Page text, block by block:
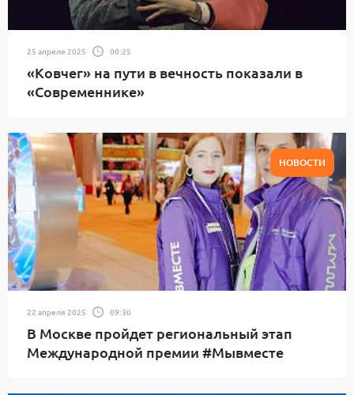
25 апреля 2025 00:25
«Ковчег» на пути в вечность показали в
«Современнике»
НОВОСТИ
22 апреля 2025 09:30
В Москве пройдет региональный этап
Международной премии #Мывместе